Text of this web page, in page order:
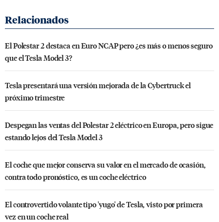
El Polestar 2 destaca en Euro NCAP pero ¿es más o menos seguro
que el Tesla Model 3?
Tesla presentará una versión mejorada de la Cybertruck el
próximo trimestre
Despegan las ventas del Polestar 2 eléctrico en Europa, pero sigue
estando lejos del Tesla Model 3
El coche que mejor conserva su valor en el mercado de ocasión,
contra todo pronóstico, es un coche eléctrico
El controvertido volante tipo 'yugo' de Tesla, visto por primera
vez en un coche real